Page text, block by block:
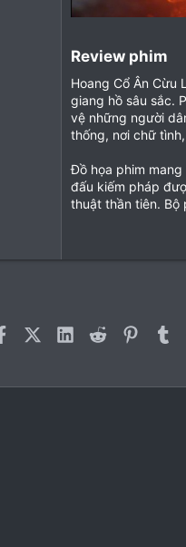
Review phim​
Hoang Cổ Ân Cừu
giang hồ sâu sắc.
vệ những người
thống, nơi chữ
Đồ họa phim
đấu kiếm pháp
thuật thần tiên. Bộ
FacebookX (Twitter)LinkedIn
Reddit